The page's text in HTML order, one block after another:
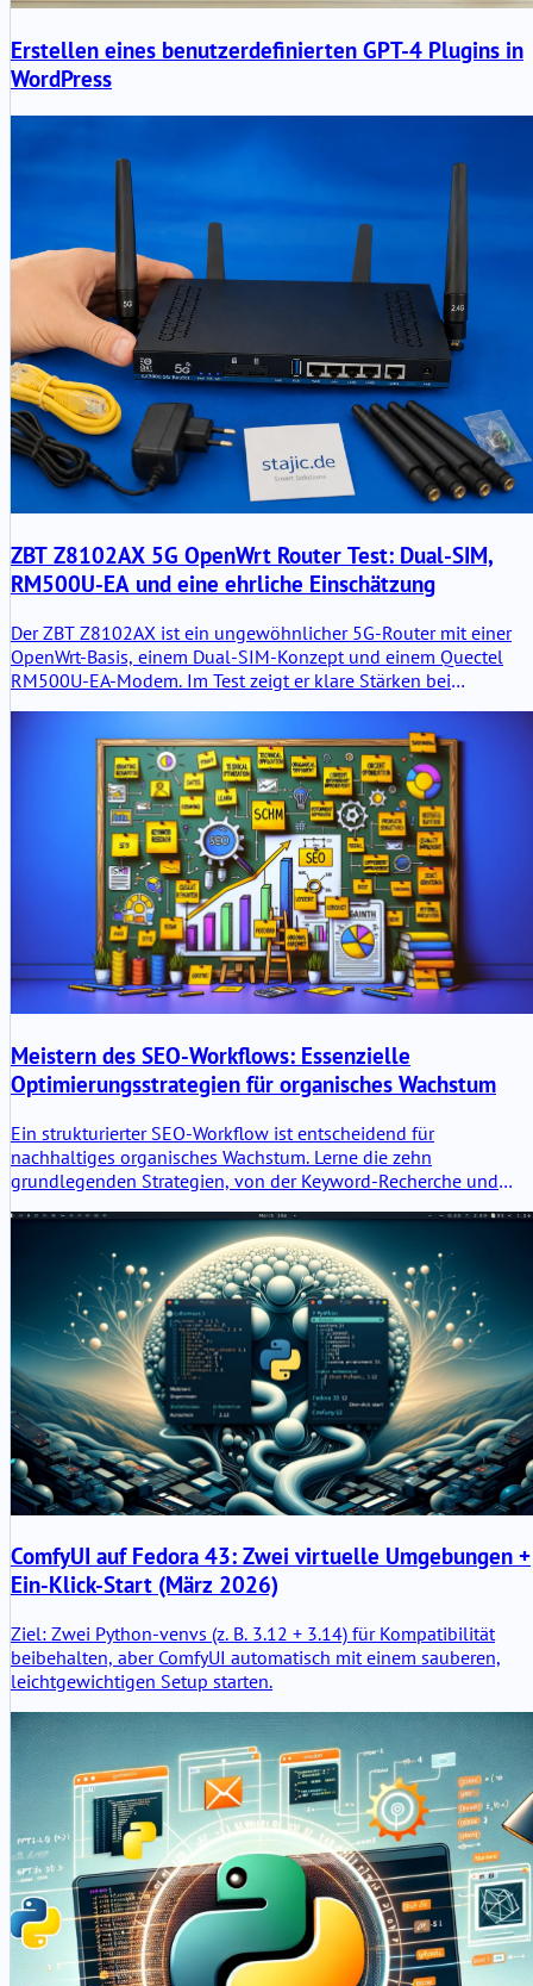
Erstellen eines benutzerdefinierten GPT-4 Plugins in
WordPress
ZBT Z8102AX 5G OpenWrt Router Test: Dual-SIM,
RM500U-EA und eine ehrliche Einschätzung
Der ZBT Z8102AX ist ein ungewöhnlicher 5G-Router mit einer
OpenWrt-Basis, einem Dual-SIM-Konzept und einem Quectel
RM500U-EA-Modem. Im Test zeigt er klare Stärken bei
die typischen Schwächen eines vom Hersteller modifizierten
OpenWrt-Builds.
Meistern des SEO-Workflows: Essenzielle
Optimierungsstrategien für organisches Wachstum
Ein strukturierter SEO-Workflow ist entscheidend für
nachhaltiges organisches Wachstum. Lerne die zehn
grundlegenden Strategien, von der Keyword-Recherche und
Performance-Analyse.
ComfyUI auf Fedora 43: Zwei virtuelle Umgebungen +
Ein-Klick-Start (März 2026)
Ziel: Zwei Python-venvs (z. B. 3.12 + 3.14) für Kompatibilität
beibehalten, aber ComfyUI automatisch mit einem sauberen,
leichtgewichtigen Setup starten.